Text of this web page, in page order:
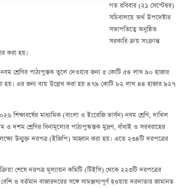
গত রবিবার (২১ সেপ্টেম্বর)
সচিবালয়ে অর্থ উপদেষ্টার
সভাপতিত্বে অনুষ্ঠিত
সরকারি ক্রয় সংক্রান্ত
করা হয়।
নবম শ্রেণির পাঠ্যপুস্তক তুলে দেওয়ার জন্য ৫ কোটি ৫৪ লাখ ৯০ হাজার
হয়। এর জন্য ব্যয় উল্লেখ করা হয় ৪৭৯ কোটি ৮২ লাখ ৪৪ হাজার ৯২৭
শিক্ষাবর্ষের মাধ্যমিক (বাংলা ও ইংরেজি ভার্সন) নবম শ্রেণি, দাখিল
দশম শ্রেণির বিনামূল্যের পাঠ্যপুস্কস্তক মুদ্রণ, বাঁধাই ও সরবরাহের
উন্মুক্ত দরপত্র (ইজিপি) আহ্বান করা হয়। এতে ২৩৪টি দরপত্রের
শেষে দরপত্র মূল্যায়ন কমিটি (টিইসি) থেকে ২২৩টি দরপত্রের
ও বর্তমান বাজারদরের সঙ্গে সামঞ্জস্যপূর্ণ হওয়ায় দরদাতার জামানত